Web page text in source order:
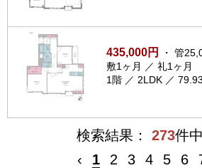
435,000円
・ 管
敷1ヶ月 ／ 礼1ヶ月
1階 ／ 2LDK ／
検索結果： 273件
‹
1 2 3 4 5 6